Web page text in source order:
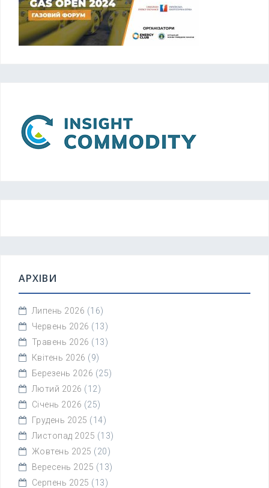
АРХІВИ
Липень 2026 (16)
Червень 2026 (13)
Травень 2026 (13)
Квітень 2026 (9)
Березень 2026 (25)
Лютий 2026 (12)
Січень 2026 (25)
Грудень 2025 (14)
Листопад 2025 (13)
Жовтень 2025 (20)
Вересень 2025 (13)
Серпень 2025 (13)